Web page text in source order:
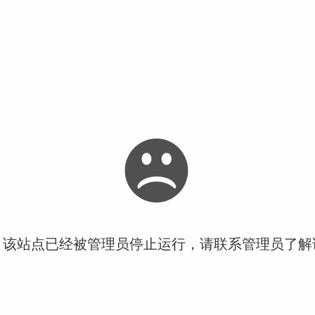
站点已经被管理员停止运行，请联系管理员了